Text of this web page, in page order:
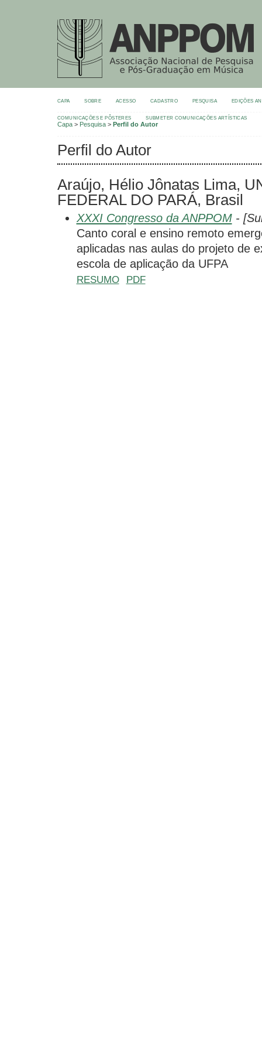
CAPA SOBRE ACESSO CADASTRO PESQUISA EDIÇÕES
COMUNICAÇÕES E PÔSTERES SUBMETER COMUNICAÇÕES ARTÍSTICAS
Capa > Pesquisa > Perfil do Autor
Perfil do Autor
Araújo, Hélio Jônatas Lima,
FEDERAL DO PARÁ, Brasil
XXXI Congresso da ANPPOM-
Canto coral e ensino remoto
aplicadas nas aulas do projeto de
escola de aplicação da UFPA
RESUMO PDF